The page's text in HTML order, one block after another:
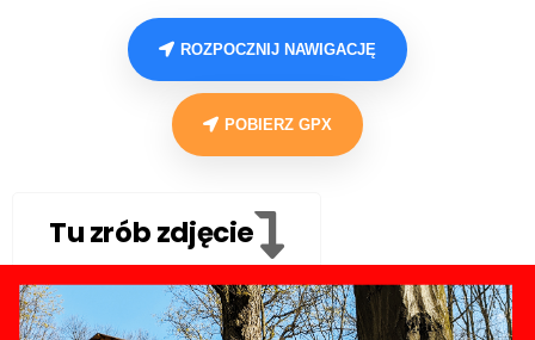
ROZPOCZNIJ NAWIGACJĘ
POBIERZ GPX
Tu zrób zdjęcie